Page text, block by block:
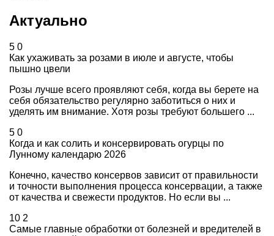
Актуально
5 0
Как ухаживать за розами в июле и августе, чтобы
пышно цвели
Розы лучше всего проявляют себя, когда вы берете на
себя обязательство регулярно заботиться о них и
уделять им внимание. Хотя розы требуют большего ...
5 0
Когда и как солить и консервировать огурцы по
Лунному календарю 2026
Конечно, качество консервов зависит от правильности
и точности выполнения процесса консервации, а также
от качества и свежести продуктов. Но если вы ...
10 2
Самые главные обработки от болезней и вредителей в